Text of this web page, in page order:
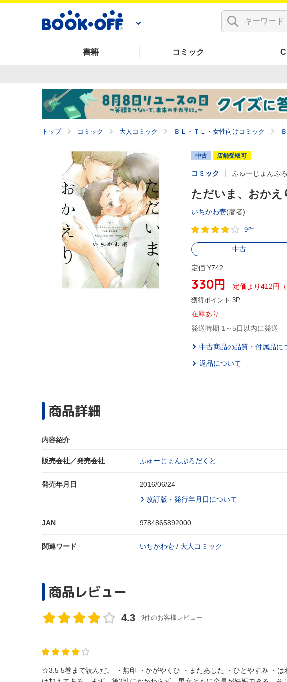
書籍 コミック
トップ コミック 大人コミック ＢＬ・ＴＬ・女性向けコミック
中古 店舗受取可
コミック ふゅーじょんぷ
ただいま、おかえ
いちかわ壱(著者)
9件
中古
定価 ¥742
330円 定価より412円
獲得ポイント 3P
在庫あり
発送時期 1～5日以内に発送
中古商品の品質・付属品に
返品について
商品詳細
内容紹介
販売会社／発売会社 ふゅーじょんぷろだくと
発売年月日
2016/06/24
改訂版・発行年月日について
JAN 9784865892000
関連ワード いちかわ壱 / 大人コミック
商品レビュー
4.3 9件のお客様レビュー
☆3.5 5巻まで読んだ。 ・無印 ・かがやくひ ・またあした ・ひとやすみ ・はれのひ オメガバ設定ではあるんだけど、かなり独